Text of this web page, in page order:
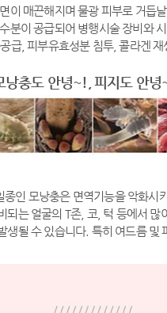
이 매끈해지며 물광 피부로 거듭
분이 공급되어 병행시술 장비와
급, 피부유효성분 침투, 콜라겐
낭충도 안녕~!, 피지도 안
종인 모낭충은 면역기능을 악화시
되는 얼굴의 T존, 코, 턱 등에서
생될 수 있습니다. 특히 여드름